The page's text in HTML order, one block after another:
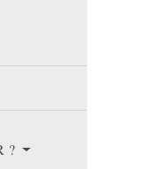
?